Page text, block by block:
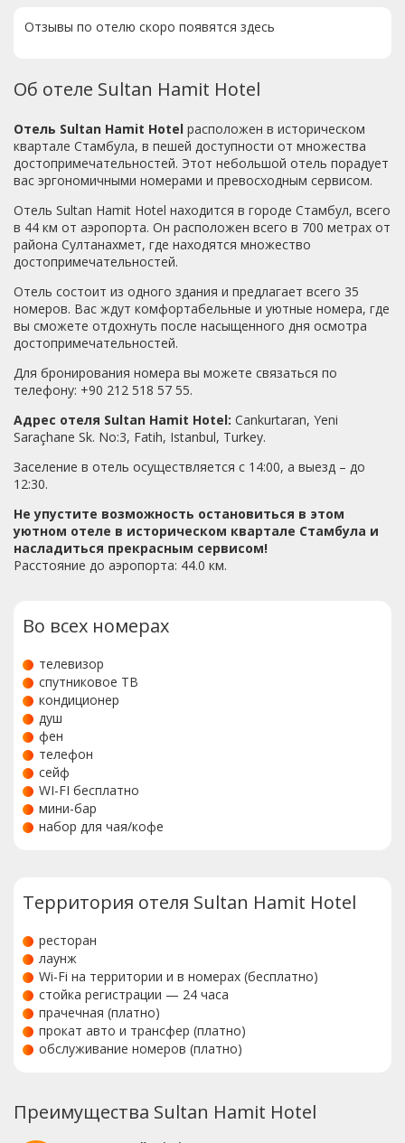
Отзывы по отелю скоро появятся здесь
Об отеле Sultan Hamit Hotel
Отель Sultan Hamit Hotel расположен в историческом
квартале Стамбула, в пешей доступности от множества
достопримечательностей. Этот небольшой отель порадует
вас эргономичными номерами и превосходным сервисом.
Отель Sultan Hamit Hotel находится в городе Стамбул, всего
в 44 км от аэропорта. Он расположен всего в 700 метрах от
района Султанахмет, где находятся множество
достопримечательностей.
Отель состоит из одного здания и предлагает всего 35
номеров. Вас ждут комфортабельные и уютные номера, где
вы сможете отдохнуть после насыщенного дня осмотра
достопримечательностей.
Для бронирования номера вы можете связаться по
телефону: +90 212 518 57 55.
Адрес отеля Sultan Hamit Hotel: Cankurtaran, Yeni
Saraçhane Sk. No:3, Fatih, Istanbul, Turkey.
Заселение в отель осуществляется с 14:00, а выезд – до
12:30.
Не упустите возможность остановиться в этом
уютном отеле в историческом квартале Стамбула и
насладиться прекрасным сервисом!
Расстояние до аэропорта: 44.0 км.
Во всех номерах
телевизор
спутниковое ТВ
кондиционер
душ
фен
телефон
сейф
WI-FI бесплатно
мини-бар
набор для чая/кофе
Территория отеля Sultan Hamit Hotel
ресторан
лаунж
Wi-Fi на территории и в номерах (бесплатно)
стойка регистрации — 24 часа
прачечная (платно)
прокат авто и трансфер (платно)
обслуживание номеров (платно)
Преимущества Sultan Hamit Hotel